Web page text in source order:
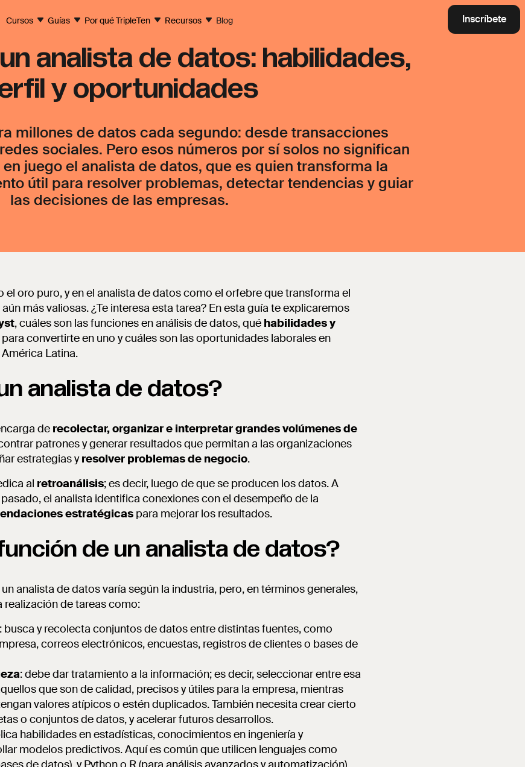
Cursos Guías Por qué TripleTen Recursos Blog Inscríbete
analista de datos: habilidades,
y oportunidades
millones de datos cada segundo: desde transacciones
sociales. Pero esos números por sí solos no significan
juego el analista de datos, que es quien transforma la
útil para resolver problemas, detectar tendencias y guiar
las decisiones de las empresas.
el oro puro, y en el analista de datos como el orfebre que transforma el
más valiosas. ¿Te interesa esta tarea? En esta guía te explicaremos
, cuáles son las funciones en análisis de datos, qué habilidades y
convertirte en uno y cuáles son las oportunidades laborales en
Latina.
analista de datos?
de recolectar, organizar e interpretar grandes volúmenes de
patrones y generar resultados que permitan a las organizaciones
estrategias yresolver problemas de negocio.
al retroanálisis; es decir, luego de que se producen los datos. A
el analista identifica conexiones con el desempeño de la
estratégicas para mejorar los resultados.
de un analista de datos?
analista de datos varía según la industria, pero, en términos generales,
realización de tareas como:
: busca y recolecta conjuntos de datos entre distintas fuentes, como
correos electrónicos, encuestas, registros de clientes o bases de
: debe dar tratamiento a la información; es decir, seleccionar entre esa
que son de calidad, precisos y útiles para la empresa, mientras
valores atípicos o estén duplicados. También necesita crear cierto
o conjuntos de datos, y acelerar futuros desarrollos.
habilidades en estadísticas, conocimientos en ingeniería y
modelos predictivos. Aquí es común que utilicen lenguajes como